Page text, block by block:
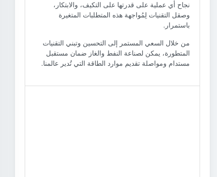
نجاح أي عملية على قدرتها على التكيف، والابتكار،
وصقل التقنيات لِمُواجهة هذه المتطلبات المتغيرة
باستمرار.
من خلال السعي المستمر إلى التحسين وتبني التقنيات
المتطورة، يمكن لصناعة النفط والغاز ضمان مستقبل
مستدام ومواصلة تقديم موارد الطاقة التي تُدير عالمنا.